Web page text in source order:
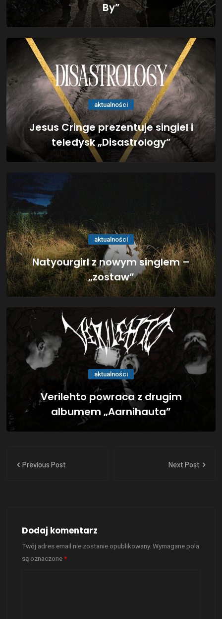
By”
aktualności
Jesus Cringe prezentuje singiel i
teledysk „Disastrology”
aktualności
Natyourgirl z nowym singlem –
„zostaw”
aktualności
Verilehto powraca z drugim
albumem „Aarnihauta”
Previous Post Next Post
Dodaj komentarz
Twój adres email nie zostanie opublikowany. Wymagane pola
są oznaczone*